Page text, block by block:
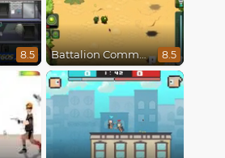
8.5 Battalion Commander 8.5